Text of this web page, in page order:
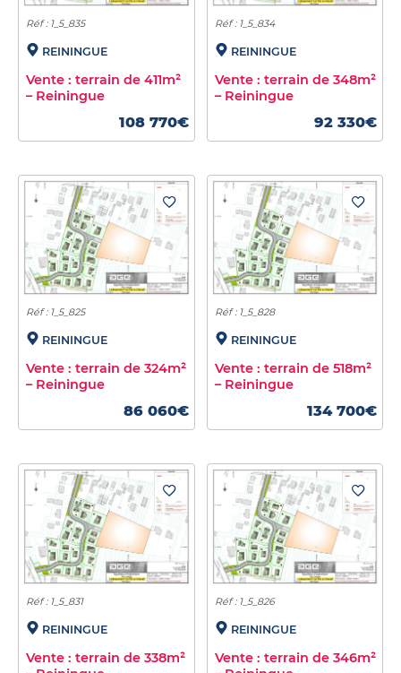
Réf : 1_5_835
REININGUE
Vente : terrain de 411m²
– Reiningue
108 770€
Réf : 1_5_834
REININGUE
Vente : terrain de 348m²
– Reiningue
92 330€
Réf : 1_5_825
REININGUE
Vente : terrain de 324m²
– Reiningue
86 060€
Réf : 1_5_828
REININGUE
Vente : terrain de 518m²
– Reiningue
134 700€
Réf : 1_5_831
REININGUE
Vente : terrain de 338m²
Réf : 1_5_826
REININGUE
Vente : terrain de 346m²